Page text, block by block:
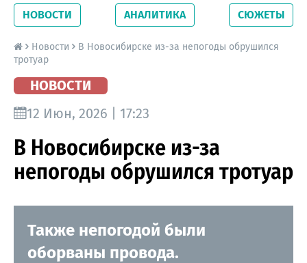
Новосибирской области. Читайте свежие
новости на сайте сетевого издания
Precedent.
НОВОСТИ АНАЛИТИКА СЮЖЕТЫ
Новости
В Новосибирске из-за непогоды обрушился
тротуар
НОВОСТИ
12 Июн, 2026 | 17:23
В Новосибирске из-за
непогоды обрушился тротуар
Также непогодой были
оборваны провода.